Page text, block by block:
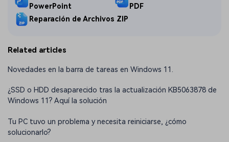
PowerPoint
PDF
Reparación de Archivos ZIP
Related articles
Novedades en la barra de tareas en Windows 11.
¿SSD o HDD desaparecido tras la actualización KB5063878 de
Windows 11? Aquí la solución
Tu PC tuvo un problema y necesita reiniciarse, ¿cómo
solucionarlo?